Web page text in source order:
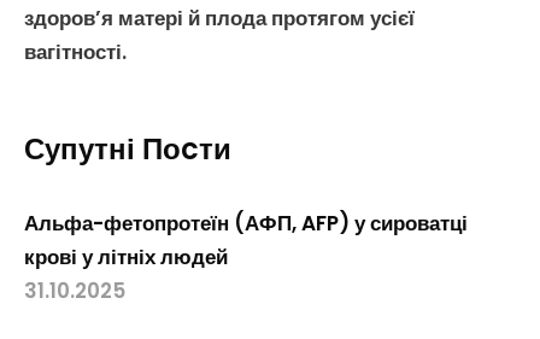
здоров’я матері й плода протягом усієї
вагітності.
Супутні Поcти
Альфа-фетопротеїн (АФП, AFP) у сироватці
крові у літніх людей
31.10.2025